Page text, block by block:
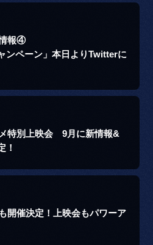
情報④
ンペーン」本日よりTwitterに
メ特別上映会 9月に新情報&
！
開催決定！上映会もパワーア